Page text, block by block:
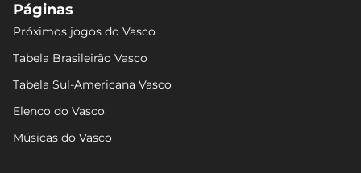
Páginas
Próximos jogos do Vasco
Tabela Brasileirão Vasco
Tabela Sul-Americana Vasco
Elenco do Vasco
Músicas do Vasco